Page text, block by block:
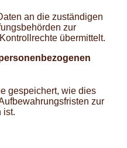
an die zuständigen
zur
übermittelt.
gespeichert, wie dies
zur
ist.